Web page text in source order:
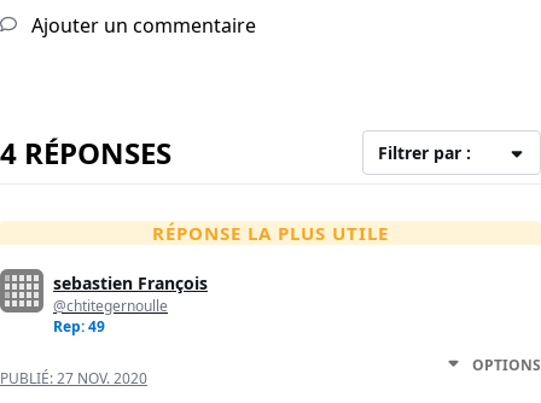
Ajouter un commentaire
4 RÉPONSES Filtrer par :
RÉPONSE LA PLUS UTILE
sebastien François
@chtitegernoulle
Rep: 49
PUBLIÉ:27 NOV. 2020
OPTIONS